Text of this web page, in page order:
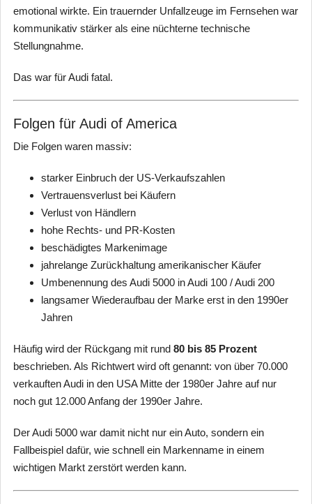
emotional wirkte. Ein trauernder Unfallzeuge im Fernsehen war
kommunikativ stärker als eine nüchterne technische
Stellungnahme.
Das war für Audi fatal.
Folgen für Audi of America
Die Folgen waren massiv:
starker Einbruch der US-Verkaufszahlen
Vertrauensverlust bei Käufern
Verlust von Händlern
hohe Rechts- und PR-Kosten
beschädigtes Markenimage
jahrelange Zurückhaltung amerikanischer Käufer
Umbenennung des Audi 5000 in Audi 100 / Audi 200
langsamer Wiederaufbau der Marke erst in den 1990er
Jahren
Häufig wird der Rückgang mit rund 80 bis 85 Prozent
beschrieben. Als Richtwert wird oft genannt: von über 70.000
verkauften Audi in den USA Mitte der 1980er Jahre auf nur
noch gut 12.000 Anfang der 1990er Jahre.
Der Audi 5000 war damit nicht nur ein Auto, sondern ein
Fallbeispiel dafür, wie schnell ein Markenname in einem
wichtigen Markt zerstört werden kann.